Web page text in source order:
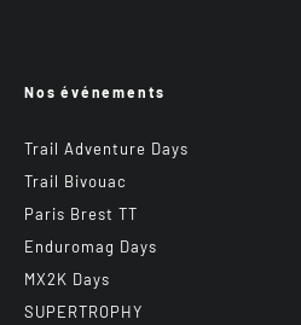
Nos événements
Trail Adventure Days
Trail Bivouac
Paris Brest TT
Enduromag Days
MX2K Days
SUPERTROPHY